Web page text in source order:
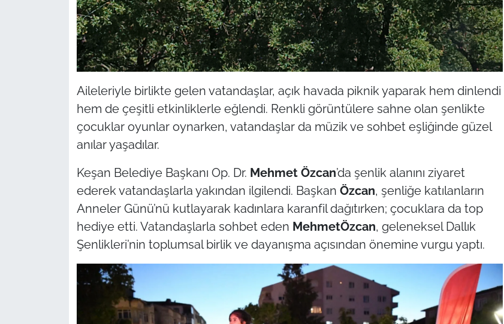
Aileleriyle birlikte gelen vatandaşlar, açık havada piknik yaparak hem dinlendi
hem de çeşitli etkinliklerle eğlendi. Renkli görüntülere sahne olan şenlikte
çocuklar oyunlar oynarken, vatandaşlar da müzik ve sohbet eşliğinde güzel
anılar yaşadılar.
Keşan Belediye Başkanı Op. Dr. Mehmet Özcan’da şenlik alanını ziyaret
ederek vatandaşlarla yakından ilgilendi. Başkan Özcan, şenliğe katılanların
Anneler Günü’nü kutlayarak kadınlara karanfil dağıtırken; çocuklara da top
hediye etti. Vatandaşlarla sohbet eden MehmetÖzcan, geleneksel Dallık
Şenlikleri’nin toplumsal birlik ve dayanışma açısından önemine vurgu yaptı.
İş Dünyası
Bilim Teknoloji
Canlı Maç
Gündem-Eğitim